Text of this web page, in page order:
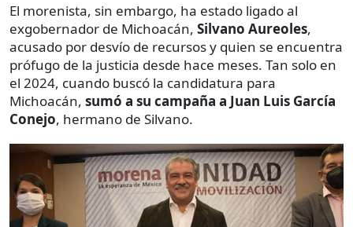
El morenista, sin embargo, ha estado ligado al
exgobernador de Michoacán, Silvano Aureoles,
acusado por desvío de recursos y quien se encuentra
prófugo de la justicia desde hace meses. Tan solo en
el 2024, cuando buscó la candidatura para
Michoacán, sumó a su campaña a Juan Luis García
Conejo, hermano de Silvano.